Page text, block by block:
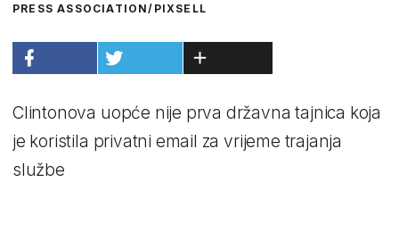
PRESS ASSOCIATION/PIXSELL
Clintonova uopće nije prva državna tajnica koja
je koristila privatni email za vrijeme trajanja
službe